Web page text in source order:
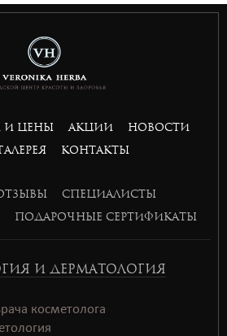
И ЦЕНЫ АКЦИИ
НОВОСТИ
КОНТАКТЫ
СПЕЦИАЛИСТЫ
ПОДАРОЧНЫЕ СЕРТИФИКАТЫ
И ДЕРМАТОЛОГИЯ
косметолога